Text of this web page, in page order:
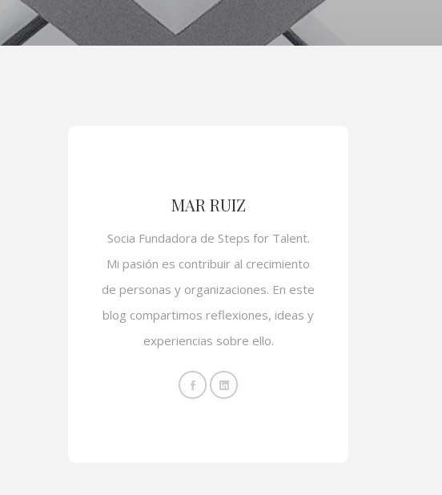
MAR RUIZ
Socia Fundadora de Steps for Talent.
Mi pasión es contribuir al crecimiento
de personas y organizaciones. En este
blog compartimos reflexiones, ideas y
experiencias sobre ello.